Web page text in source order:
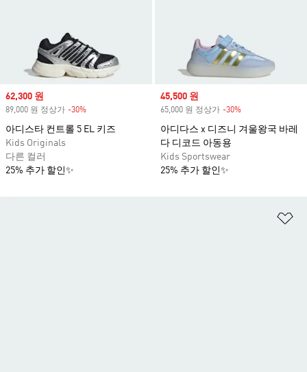
Sale price
62,300 원
89,000 원 정상가 -30%
아디스타 컨트롤 5 EL 키즈
Kids Originals
다른 컬러
25% 추가 할인✨
Sale price
45,500 원
65,000 원 정상가 -30%
아디다스 x 디즈니 겨울왕국 바레
다 디코드 아동용
Kids Sportswear
25% 추가 할인✨